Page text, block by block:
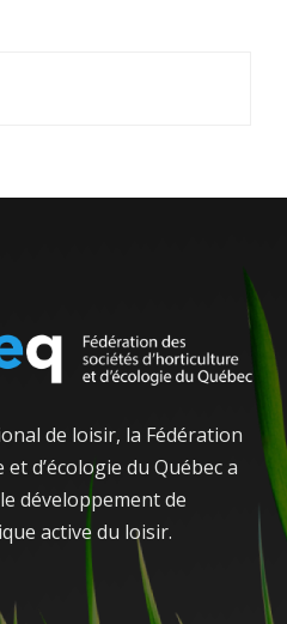
de loisir, la Fédération
d’écologie du Québec a
développement de
active du loisir.